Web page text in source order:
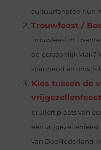
cultuurfanaten hun
Trouwfeest /
Trouwfeest in
op persoonlijk vlak?
spannend en onwijs
Kies tussen de
bruiloft plaats van
een
van DoeNederland in